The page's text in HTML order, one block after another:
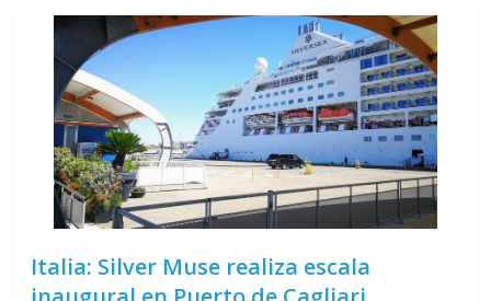
Italia: Silver Muse realiza escala